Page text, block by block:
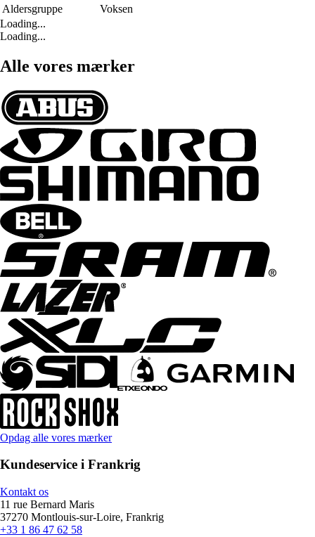
Aldersgruppe
Voksen
Loading...
Loading...
Alle vores mærker
Opdag alle vores mærker
Kundeservice i Frankrig
Kontakt os
11 rue Bernard Maris
37270 Montlouis-sur-Loire, Frankrig
+33 1 86 47 62 58